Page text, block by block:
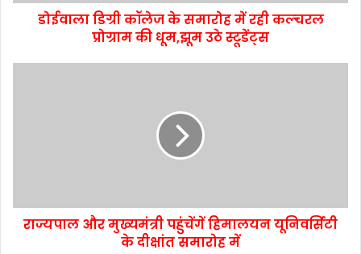
डोईवाला डिग्री कॉलेज के समारोह में रही कल्चरल
प्रोग्राम की धूम,झूम उठे स्टूडेंट्स
राज्यपाल और मुख्यमंत्री पहुंचेंगें हिमालयन यूनिवर्सिटी
के दीक्षांत समारोह में